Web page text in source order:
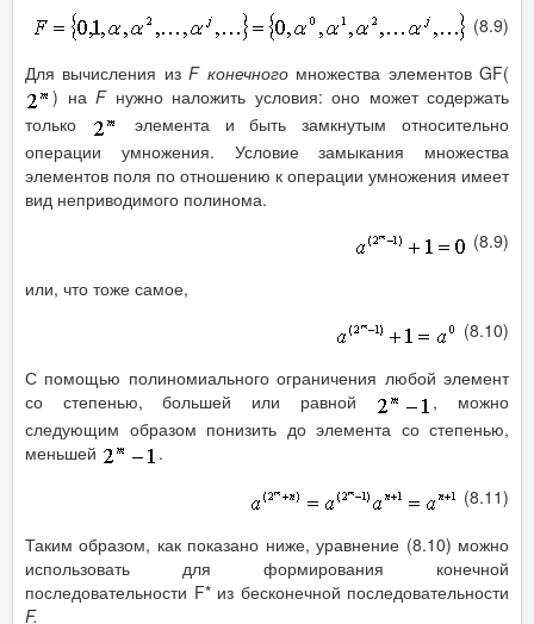
(8.9)
Для вычисления изFконечного множества элементов GF(
) на Fнужно наложить условия: оно может содержать
только
элемента и быть замкнутым относительно
операции умножения. Условие замыкания множества
элементов поля по отношению к операции умножения имеет
вид неприводимого полинома.
(8.9)
или, что тоже самое,
(8.10)
С помощью полиномиального ограничения любой элемент
со степенью, большей или равной
, можно
следующим образом понизить до элемента со степенью,
меньшей
.
(8.11)
Таким образом, как показано ниже, уравнение (8.10) можно
использовать для формирования конечной
последовательности F* из бесконечной последовательности
F.